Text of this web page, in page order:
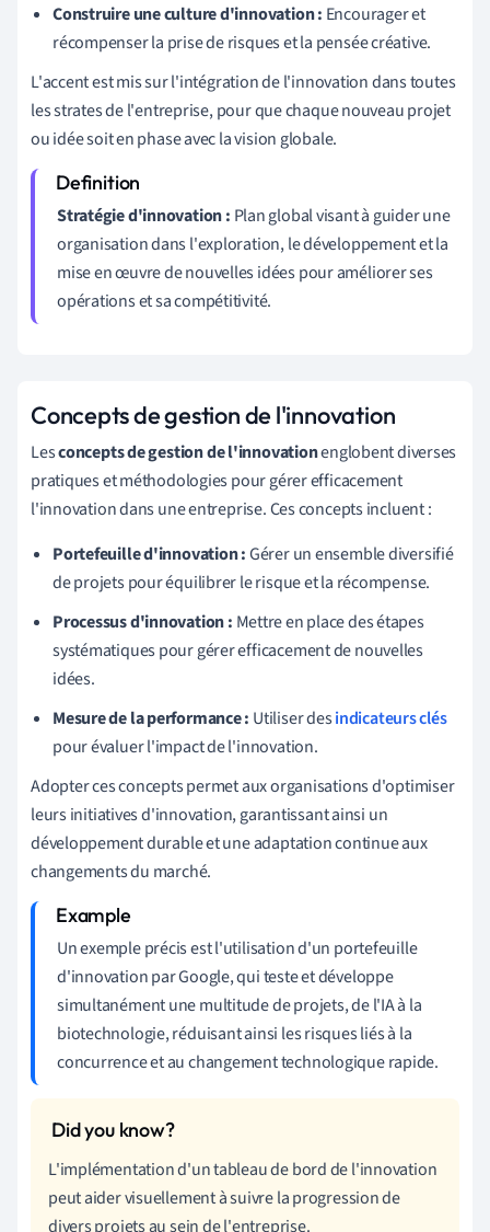
Construire une culture d'innovation : Encourager et
récompenser la prise de risques et la pensée créative.
L'accent est mis sur l'intégration de l'innovation dans toutes
les strates de l'entreprise, pour que chaque nouveau projet
ou idée soit en phase avec la vision globale.
Stratégie d'innovation : Plan global visant à guider une
organisation dans l'exploration, le développement et la
mise en œuvre de nouvelles idées pour améliorer ses
opérations et sa compétitivité.
Concepts de gestion de l'innovation
Lesconcepts de gestion de l'innovationenglobent diverses
pratiques et méthodologies pour gérer efficacement
l'innovation dans une entreprise. Ces concepts incluent :
Portefeuille d'innovation :Gérer un ensemble diversifié
de projets pour équilibrer le risque et la récompense.
Processus d'innovation : Mettre en place des étapes
systématiques pour gérer efficacement de nouvelles
idées.
Mesure de la performance : Utiliser desindicateurs clés
pour évaluer l'impact de l'innovation.
Adopter ces concepts permet aux organisations d'optimiser
leurs initiatives d'innovation, garantissant ainsi un
développement durable et une adaptation continue aux
changements du marché.
Un exemple précis est l'utilisation d'un portefeuille
d'innovation par Google, qui teste et développe
simultanément une multitude de projets, de l'IA à la
biotechnologie, réduisant ainsi les risques liés à la
concurrence et au changement technologique rapide.
L'implémentation d'un tableau de bord de l'innovation
peut aider visuellement à suivre la progression de
divers projets au sein de l'entreprise.